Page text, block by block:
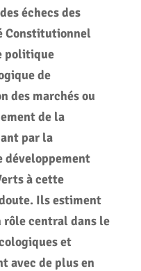
échecs des
Constitutionnel
politique
de
des marchés ou
de la
par la
développement
à cette
Ils estiment
rôle central dans le
et
avec de plus en